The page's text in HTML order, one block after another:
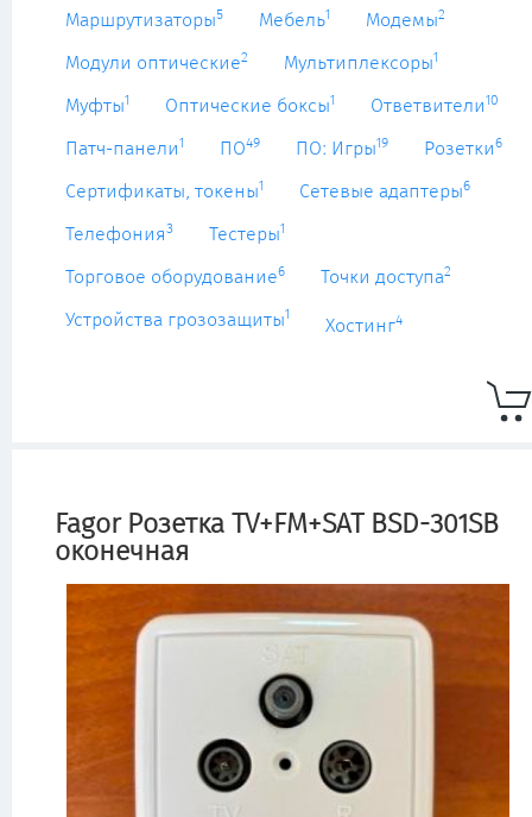
Маршрутизаторы5 Мебель1 Модемы2
Модули оптические2 Мультиплексоры1
Муфты1 Оптические боксы1 Ответвители10
Патч-панели1 ПО49 ПО: Игры19 Розетки6
Сертификаты, токены1 Сетевые адаптеры6
Телефония3 Тестеры1
Торговое оборудование6 Точки доступа2
Устройства грозозащиты1
Хостинг4
Fagor Розетка TV+FM+SAT BSD-301SB
оконечная